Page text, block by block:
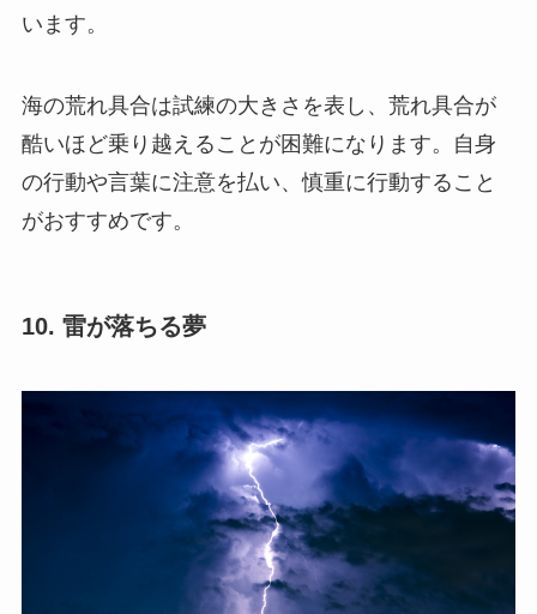
います。
海の荒れ具合は試練の大きさを表し、荒れ具合が
酷いほど乗り越えることが困難になります。自身
の行動や言葉に注意を払い、慎重に行動すること
がおすすめです。
10. 雷が落ちる夢